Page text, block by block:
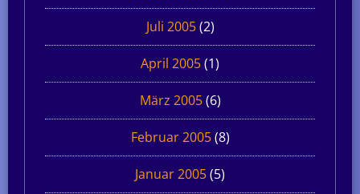
Juli 2005(2)
April 2005(1)
März 2005(6)
Februar 2005(8)
Januar 2005(5)